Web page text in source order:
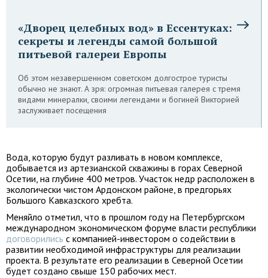
«Дворец целебных вод» в Ессентуках:
секреты и легенды самой большой
питьевой галереи Европы
Об этом незавершенном советском долгострое туристы
обычно не знают. А зря: огромная питьевая галерея с тремя
видами минералки, своими легендами и богиней Викторией
заслуживает посещения
Вода, которую будут разливать в новом комплексе,
добывается из артезианской скважины в горах Северной
Осетии, на глубине 400 метров. Участок недр расположен в
экологически чистом Ардонском районе, в предгорьях
Большого Кавказского хребта.
Меняйло отметил, что в прошлом году на Петербургском
международном экономическом форуме власти республики
договорились с компанией-инвестором о содействии в
развитии необходимой инфраструктуры для реализации
проекта. В результате его реализации в Северной Осетии
будет создано свыше 150 рабочих мест.